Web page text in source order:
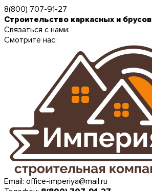
8(800) 707-91-27
Строительство каркасных и
Связаться с нами:
Смотрите нас:
Email: office-imperiya@mail.ru